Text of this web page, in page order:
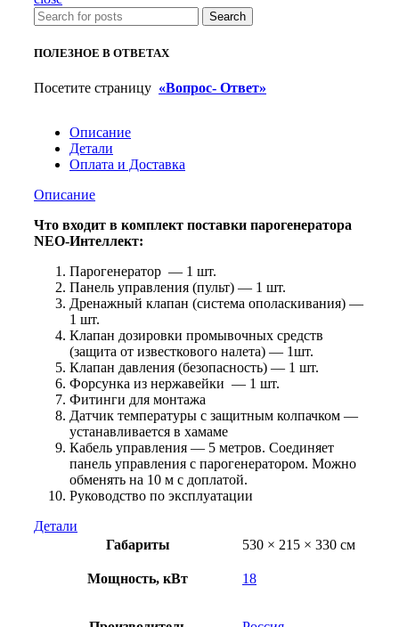
кВт
Search
ПОЛЕЗНОЕ В ОТВЕТАХ
Посетите страницу «Вопрос- Ответ»
Описание
Детали
Оплата и Доставка
Описание
Что входит в комплект поставки парогенератора
NEO-Интеллект:
Парогенератор — 1 шт.
Панель управления (пульт) — 1 шт.
Дренажный клапан (система ополаскивания) —
1 шт.
Клапан дозировки промывочных средств
(защита от известкового налета) — 1шт.
Клапан давления (безопасность) — 1 шт.
Форсунка из нержавейки — 1 шт.
Фитинги для монтажа
Датчик температуры с защитным колпачком —
устанавливается в хамаме
Кабель управления — 5 метров. Соединяет
панель управления с парогенератором. Можно
обменять на 10 м с доплатой.
Руководство по эксплуатации
Детали
Габариты
530 × 215 × 330 см
Мощность, кВт 18